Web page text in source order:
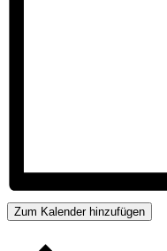
Zum Kalender hinzufügen